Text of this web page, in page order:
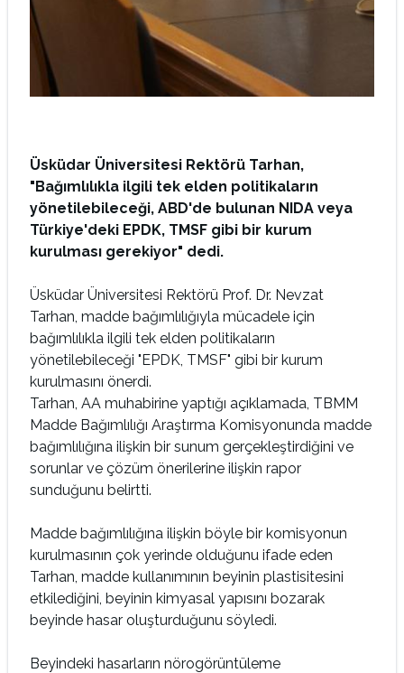
Üsküdar Üniversitesi Rektörü Tarhan,
"Bağımlılıkla ilgili tek elden politikaların
yönetilebileceği, ABD'de bulunan NIDA veya
Türkiye'deki EPDK, TMSF gibi bir kurum
kurulması gerekiyor" dedi.
Üsküdar Üniversitesi Rektörü Prof. Dr. Nevzat
Tarhan, madde bağımlılığıyla mücadele için
bağımlılıkla ilgili tek elden politikaların
yönetilebileceği "EPDK, TMSF" gibi bir kurum
kurulmasını önerdi.
Tarhan, AA muhabirine yaptığı açıklamada, TBMM
Madde Bağımlılığı Araştırma Komisyonunda madde
bağımlılığına ilişkin bir sunum gerçekleştirdiğini ve
sorunlar ve çözüm önerilerine ilişkin rapor
sunduğunu belirtti.
Madde bağımlılığına ilişkin böyle bir komisyonun
kurulmasının çok yerinde olduğunu ifade eden
Tarhan, madde kullanımının beyinin plastisitesini
etkilediğini, beyinin kimyasal yapısını bozarak
beyinde hasar oluşturduğunu söyledi.
Beyindeki hasarların nörogörüntüleme